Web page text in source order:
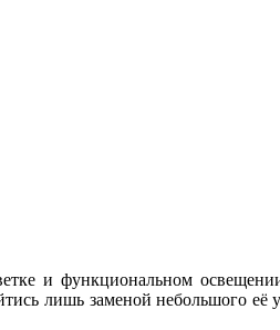
и функциональном
лишь заменой небольшого